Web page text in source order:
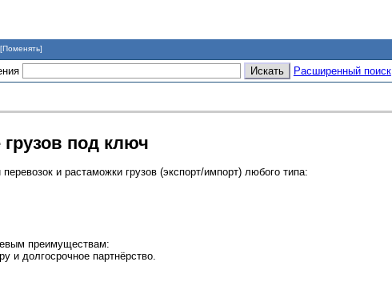
[Поменять]
Расширенный поиск
под ключ
и растаможки грузов (экспорт/импорт) любого типа:
преимуществам:
и долгосрочное партнёрство.